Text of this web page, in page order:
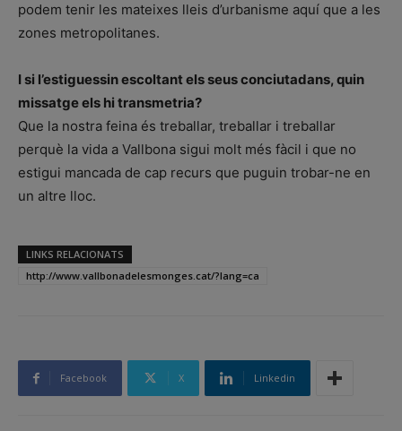
podem tenir les mateixes lleis d’urbanisme aquí que a les
zones metropolitanes.
I si l’estiguessin escoltant els seus conciutadans, quin
missatge els hi transmetria?
Que la nostra feina és treballar, treballar i treballar
perquè la vida a Vallbona sigui molt més fàcil i que no
estigui mancada de cap recurs que puguin trobar-ne en
un altre lloc.
LINKS RELACIONATS
http://www.vallbonadelesmonges.cat/?lang=ca
Facebook X Linkedin